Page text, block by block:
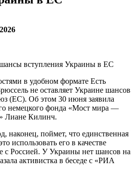
в удобном формате Есть
не оставляет Украине шансов
(ЕС). Об этом 30 июня заявила
немецкого фонда «Мост мира —
Лиане Килинч.
наконец, поймет, что единственная
использовать его в качестве
с Россией. У Украины нет шансов на
активистка в беседе с «РИА